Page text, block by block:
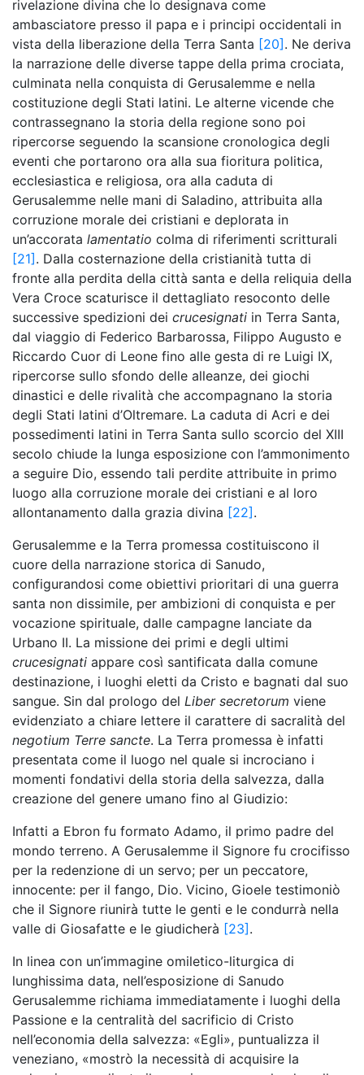
rivelazione divina che lo designava come
ambasciatore presso il papa e i principi occidentali in
vista della liberazione della Terra Santa [20]. Ne deriva
la narrazione delle diverse tappe della prima crociata,
culminata nella conquista di Gerusalemme e nella
costituzione degli Stati latini. Le alterne vicende che
contrassegnano la storia della regione sono poi
ripercorse seguendo la scansione cronologica degli
eventi che portarono ora alla sua fioritura politica,
ecclesiastica e religiosa, ora alla caduta di
Gerusalemme nelle mani di Saladino, attribuita alla
corruzione morale dei cristiani e deplorata in
un’accorata lamentatio colma di riferimenti scritturali
[21]. Dalla costernazione della cristianità tutta di
fronte alla perdita della città santa e della reliquia della
Vera Croce scaturisce il dettagliato resoconto delle
successive spedizioni dei crucesignati in Terra Santa,
dal viaggio di Federico Barbarossa, Filippo Augusto e
Riccardo Cuor di Leone fino alle gesta di re Luigi IX,
ripercorse sullo sfondo delle alleanze, dei giochi
dinastici e delle rivalità che accompagnano la storia
degli Stati latini d’Oltremare. La caduta di Acri e dei
possedimenti latini in Terra Santa sullo scorcio del XIII
secolo chiude la lunga esposizione con l’ammonimento
a seguire Dio, essendo tali perdite attribuite in primo
luogo alla corruzione morale dei cristiani e al loro
allontanamento dalla grazia divina [22].
Gerusalemme e la Terra promessa costituiscono il
cuore della narrazione storica di Sanudo,
configurandosi come obiettivi prioritari di una guerra
santa non dissimile, per ambizioni di conquista e per
vocazione spirituale, dalle campagne lanciate da
Urbano II. La missione dei primi e degli ultimi
crucesignati appare così santificata dalla comune
destinazione, i luoghi eletti da Cristo e bagnati dal suo
sangue. Sin dal prologo del Liber secretorum viene
evidenziato a chiare lettere il carattere di sacralità del
negotium Terre sancte. La Terra promessa è infatti
presentata come il luogo nel quale si incrociano i
momenti fondativi della storia della salvezza, dalla
creazione del genere umano fino al Giudizio:
Infatti a Ebron fu formato Adamo, il primo padre del
mondo terreno. A Gerusalemme il Signore fu crocifisso
per la redenzione di un servo; per un peccatore,
innocente: per il fango, Dio. Vicino, Gioele testimoniò
che il Signore riunirà tutte le genti e le condurrà nella
valle di Giosafatte e le giudicherà [23].
In linea con un’immagine omiletico-liturgica di
lunghissima data, nell’esposizione di Sanudo
Gerusalemme richiama immediatamente i luoghi della
Passione e la centralità del sacrificio di Cristo
nell’economia della salvezza: «Egli», puntualizza il
veneziano, «mostrò la necessità di acquisire la